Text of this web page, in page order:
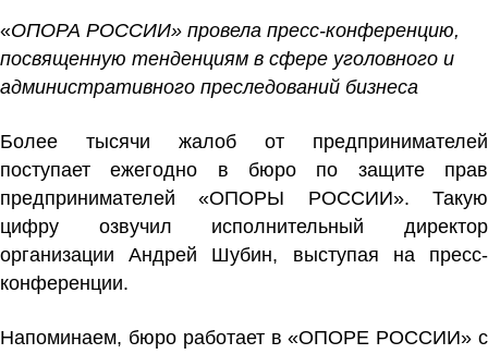
«ОПОРА РОССИИ» провела пресс-конференцию,
посвященную тенденциям в сфере уголовного и
административного преследований бизнеса
Более тысячи жалоб от предпринимателей
поступает ежегодно в бюро по защите прав
предпринимателей «ОПОРЫ РОССИИ». Такую
цифру озвучил исполнительный директор
организацииАндрей Шубин, выступая на пресс-
конференции.
Напоминаем, бюро работает в «ОПОРЕ РОССИИ» с